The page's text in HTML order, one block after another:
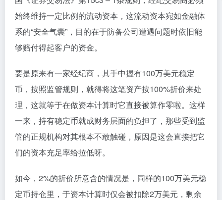
始终维持一定比例的流动资本，这流动资本宛如金融体
系的“安全气囊”，目的在于防备公司遭遇问题时依旧能
够赔付得起客户的资金。
要是原来有一家经纪商，其手中握有100万美元稳定
币，按照监管规则，就得将这笔资产按100%折价来处
理，这就等于在做资本计算时它直接被算作零啦。这样
一来，持有稳定币就成财务层面的负担了，那些受到监
管的正规机构对其根本不敢触碰，原因是这会直接把它
们的资本充足率给拉低呀。
如今，2%的折价所意含的情况是，同样的100万美元稳
定币持仓里，于资本计算时仅会被扣除2万美元，剩余